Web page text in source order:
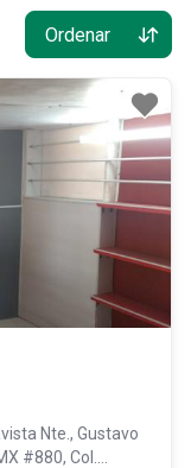
Ordenar
Nte., Gustavo
#880, Col.